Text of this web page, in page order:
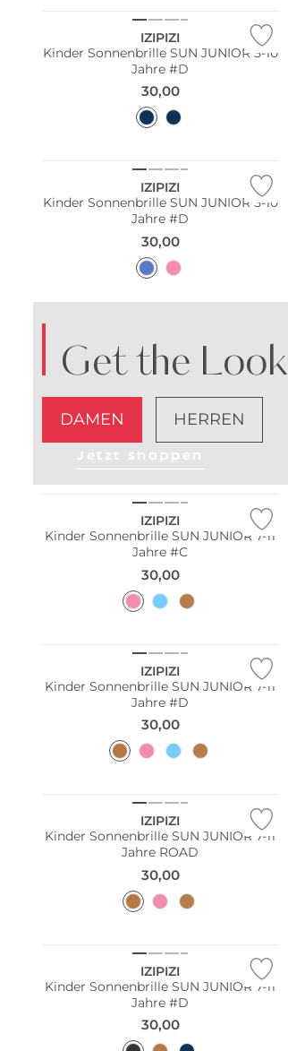
IZIPIZI
Kinder Sonnenbrille SUN JUNIOR 5-10
Jahre #D
30,00
IZIPIZI
Kinder Sonnenbrille SUN JUNIOR 5-10
Jahre #D
30,00
Get the Look
DAMEN HERREN
Jetzt shoppen
IZIPIZI
Kinder Sonnenbrille SUN JUNIOR 7-11
Jahre #C
30,00
IZIPIZI
Kinder Sonnenbrille SUN JUNIOR 7-11
Jahre #D
30,00
IZIPIZI
Kinder Sonnenbrille SUN JUNIOR 7-11
Jahre ROAD
30,00
IZIPIZI
Kinder Sonnenbrille SUN JUNIOR 7-11
Jahre #D
30,00